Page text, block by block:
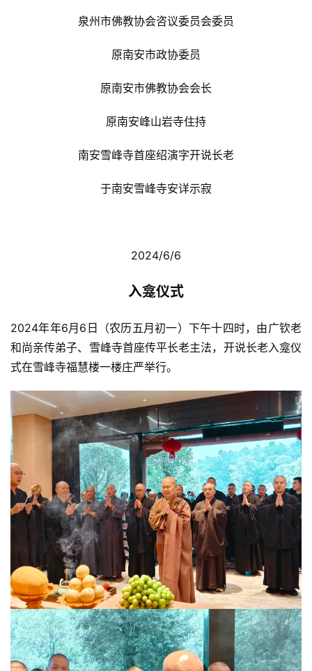
泉州市佛教协会咨议委员会委员
原南安市政协委员
原南安市佛教协会会长
原南安峰山岩寺住持
南安雪峰寺首座绍演字开说长老
于南安雪峰寺安详示寂
2024/6/6
入龛仪式
2024年年6月6日（农历五月初一）下午十四时，由广钦老
和尚亲传弟子、雪峰寺首座传平长老主法，开说长老入龛仪
式在雪峰寺福慧楼一楼庄严举行。